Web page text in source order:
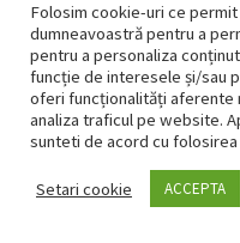
Folosim cookie-uri ce
dumneavoastră pentru a
pentru a personaliza
funcție de interesele și/sau
oferi funcționalități aferente
analiza traficul pe website.
sunteti de acord cu
Setari cookie ACCEPTA